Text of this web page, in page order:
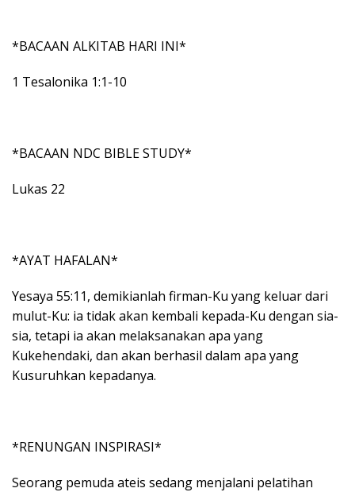
*BACAAN ALKITAB HARI INI*
1 Tesalonika 1:1-10
*BACAAN NDC BIBLE STUDY*
Lukas 22
*AYAT HAFALAN*
Yesaya 55:11, demikianlah firman-Ku yang keluar dari
mulut-Ku: ia tidak akan kembali kepada-Ku dengan sia-
sia, tetapi ia akan melaksanakan apa yang
Kukehendaki, dan akan berhasil dalam apa yang
Kusuruhkan kepadanya.
*RENUNGAN INSPIRASI*
Seorang pemuda ateis sedang menjalani pelatihan